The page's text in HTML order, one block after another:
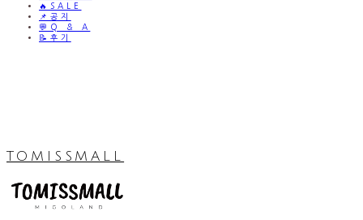
🔥SALE
📌공지
💬Q & A
📝후기
TOMISSMALL